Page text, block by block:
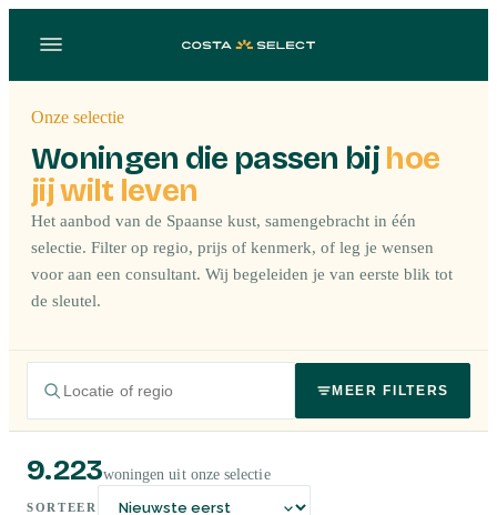
Onze selectie
Woningen die passen bij hoe
jij wilt leven
Het aanbod van de Spaanse kust, samengebracht in één
selectie. Filter op regio, prijs of kenmerk, of leg je wensen
voor aan een consultant. Wij begeleiden je van eerste blik tot
de sleutel.
MEER FILTERS
9.223woningen uit onze selectie
SORTEER